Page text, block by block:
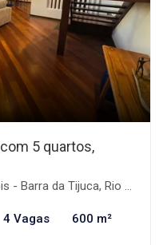
5 quartos,
da Tijuca, Rio de Janeiro-RJ
4 Vagas 600 m²